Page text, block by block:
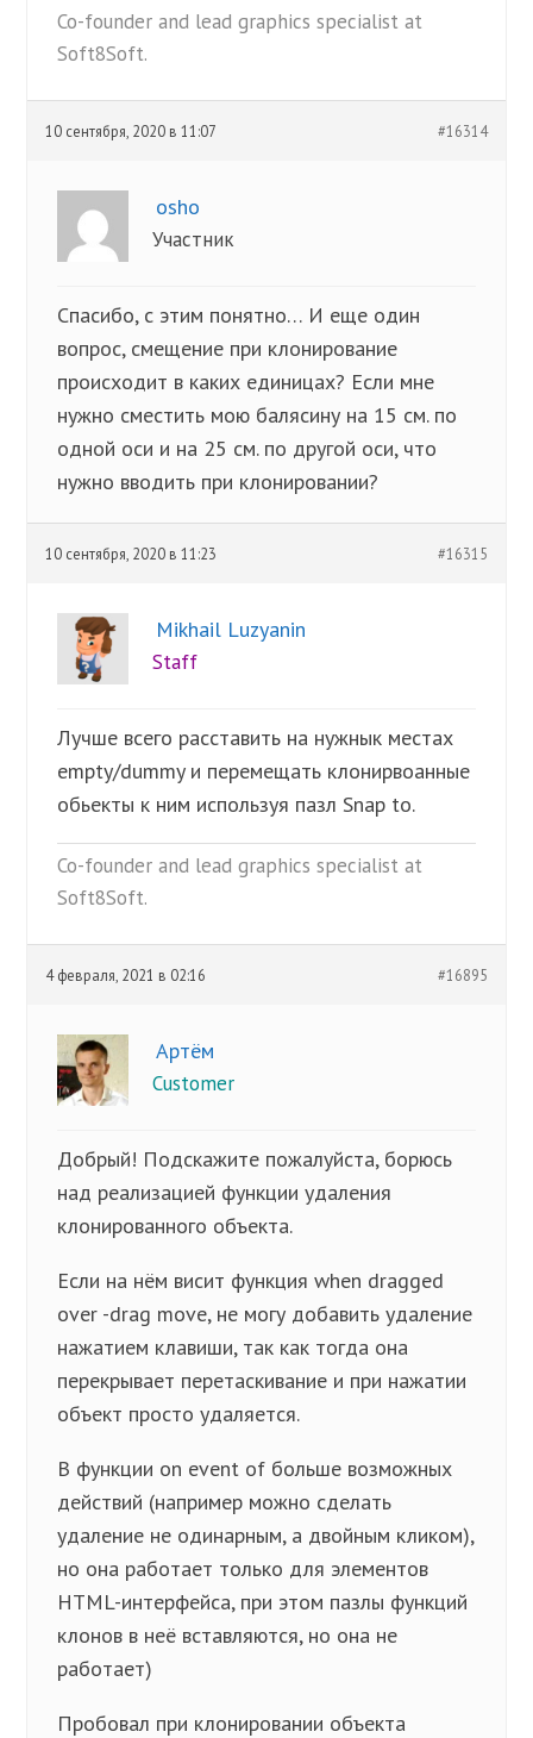
Co-founder and lead graphics specialist at
Soft8Soft.
10 сентября, 2020 в 11:07 #16314
osho
Участник
Спасибо, с этим понятно… И еще один
вопрос, смещение при клонирование
происходит в каких единицах? Если мне
нужно сместить мою балясину на 15 см. по
одной оси и на 25 см. по другой оси, что
нужно вводить при клонировании?
10 сентября, 2020 в 11:23 #16315
Mikhail Luzyanin
Staff
Лучше всего расставить на нужнык местах
empty/dummy и перемещать клонирвоанные
обьекты к ним используя пазл Snap to.
Co-founder and lead graphics specialist at
Soft8Soft.
4 февраля, 2021 в 02:16 #16895
Артём
Customer
Добрый! Подскажите пожалуйста, борюсь
над реализацией функции удаления
клонированного объекта.
Если на нём висит функция when dragged
over -drag move, не могу добавить удаление
нажатием клавиши, так как тогда она
перекрывает перетаскивание и при нажатии
объект просто удаляется.
В функции on event of больше возможных
действий (например можно сделать
удаление не одинарным, а двойным кликом),
но она работает только для элементов
HTML-интерфейса, при этом пазлы функций
клонов в неё вставляются, но она не
работает)
Пробовал при клонировании объекта